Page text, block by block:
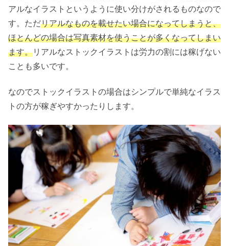
アルなイラストというように使い分けがされるものなので
す。ただリアルなものを載せたい場合になってしまうと、
ほとんどの場合は写真素材を使うことが多くなってしまい
ます。リアルなストックイラストは労力の割には稼げない
ことも多いです。
なのでストックイラストの場合はシンプルで単純なイラス
トの方が稼ぎやすかったりします。